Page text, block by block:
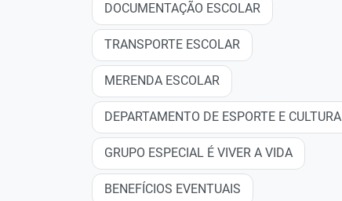
DOCUMENTAÇÃO ESCOLAR
TRANSPORTE ESCOLAR
MERENDA ESCOLAR
DEPARTAMENTO DE ESPORTE E CULTURA
GRUPO ESPECIAL É VIVER A VIDA
BENEFÍCIOS EVENTUAIS